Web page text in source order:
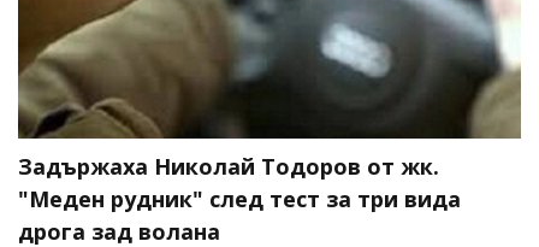
Задържаха Николай Тодоров от жк.
"Меден рудник" след тест за три вида
дрога зад волана